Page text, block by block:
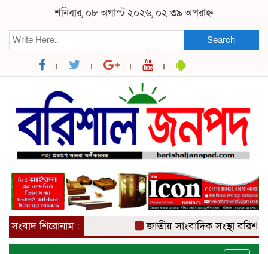
শনিবার, ০৮ অগাস্ট ২০২৬, ০২:৩৯ অপরাহ্ন
Search
সংবাদ শিরোনাম : জাতীয় সাংবাদিক সংস্থা